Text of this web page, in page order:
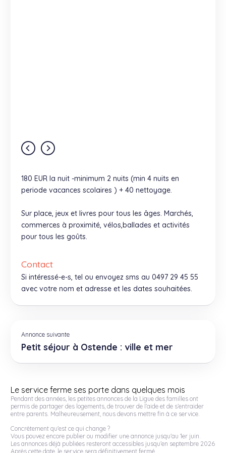
180 EUR la nuit -minimum 2 nuits (min 4 nuits en
periode vacances scolaires ) + 40 nettoyage.
Sur place, jeux et livres pour tous les âges. Marchés,
commerces à proximité, vélos,ballades et activités
pour tous les goûts.
Contact
Si intéressé-e-s, tel ou envoyez sms au 0497 29 45 55
avec votre nom et adresse et les dates souhaitées.
Annonce suivante
Petit séjour à Ostende : ville et mer
Le service ferme ses porte dans quelques mois
Pendant des années, les petites annonces de la Ligue des familles ont
permis de partager des logements, de trouver de l’aide et de s’entraider
entre parents. Malheureusement, nous devons mettre fin à ce service.
Concrètement qu'est ce qui change ?
Vous pouvez encore publier ou modifier une annonce jusqu’au 1er juin.
Les annonces déjà publiées resteront accessibles jusqu’en septembre 2026
Après cette date, le service sera définitivement fermé.